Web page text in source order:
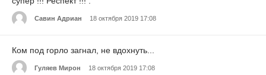
Савин Адриан 18 октября 2019 17:08
Ком под горло загнал, не вдохнуть...
Гуляев Мирон 18 октября 2019 17:08